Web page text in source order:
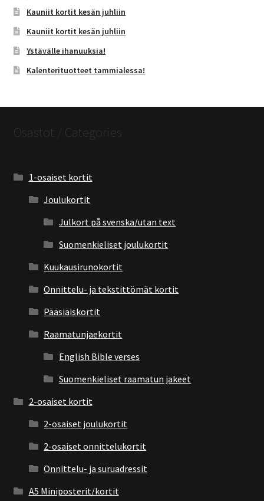
Kauniit kortit kesän juhliin
Kauniit kortit kesän juhliin
Ystävälle ihanuuksia!
Kalenterituotteet tammialessa!
Osastot / Categories
1-osaiset kortit
Joulukortit
Julkort på svenska/utan text
Suomenkieliset joulukortit
Kuukausirunokortit
Onnittelu- ja tekstittömät kortit
Pääsiäiskortit
Raamatunjaekortit
English Bible verses
Suomenkieliset raamatun jakeet
2-osaiset kortit
2-osaiset joulukortit
2-osaiset onnittelukortit
Onnittelu- ja suruadressit
A5 Miniposterit/kortit